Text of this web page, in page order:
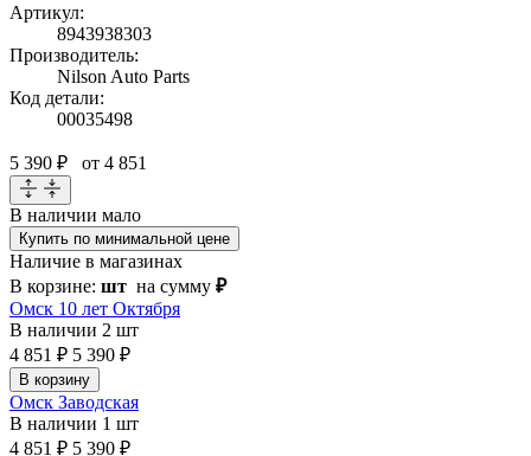
Артикул:
8943938303
Производитель:
Nilson Auto Parts
Код детали:
00035498
5 390 ₽ от 4 851
В наличии мало
Купить по минимальной цене
Наличие в магазинах
В корзине: шт на сумму ₽
Омск 10 лет Октября
В наличии 2 шт
4 851 ₽ 5 390 ₽
В корзину
Омск Заводская
В наличии 1 шт
4 851 ₽ 5 390 ₽